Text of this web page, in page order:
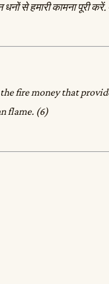
से हमारी कामना पूरी
fire money that
flame. (6)